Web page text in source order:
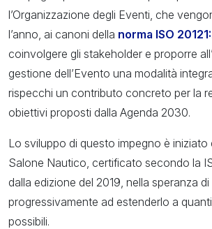
l’Organizzazione degli Eventi, che
l’anno, ai canoni della norma ISO
coinvolgere gli stakeholder e proporre
gestione dell’Evento una modalità
rispecchi un contributo concreto per la
obiettivi proposti dalla Agenda 2030.
Lo sviluppo di questo impegno è iniziato
Salone Nautico, certificato secondo la
dalla edizione del 2019, nella speranza di
progressivamente ad estenderlo a
possibili.